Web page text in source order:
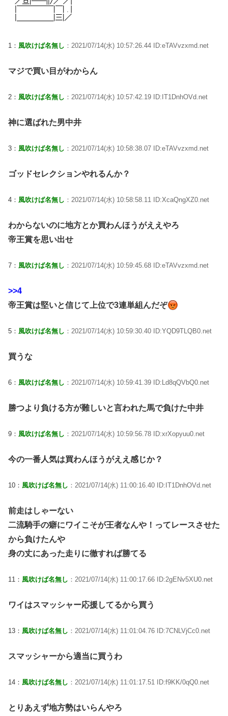
1： 風吹けば名無し ：2021/07/14(水) 10:57:26.44 ID:eTAVvzxmd.net
マジで買い目がわからん
2： 風吹けば名無し ：2021/07/14(水) 10:57:42.19 ID:IT1DnhOVd.net
神に選ばれた男中井
3： 風吹けば名無し ：2021/07/14(水) 10:58:38.07 ID:eTAVvzxmd.net
ゴッドセレクションやれるんか？
4： 風吹けば名無し ：2021/07/14(水) 10:58:58.11 ID:XcaQngXZ0.net
わからないのに地方とか買わんほうがええやろ
帝王賞を思い出せ
7： 風吹けば名無し ：2021/07/14(水) 10:59:45.68 ID:eTAVvzxmd.net
>>4
帝王賞は堅いと信じて上位で3連単組んだぞ
5： 風吹けば名無し ：2021/07/14(水) 10:59:30.40 ID:YQD9TLQB0.net
買うな
6： 風吹けば名無し ：2021/07/14(水) 10:59:41.39 ID:Ld8qQVbQ0.net
勝つより負ける方が難しいと言われた馬で負けた中井
9： 風吹けば名無し ：2021/07/14(水) 10:59:56.78 ID:xrXopyuu0.net
今の一番人気は買わんほうがええ感じか？
10： 風吹けば名無し ：2021/07/14(水) 11:00:16.40 ID:IT1DnhOVd.net
前走はしゃーない
二流騎手の癖にワイこそが王者なんや！ってレースさせた
から負けたんや
身の丈にあった走りに徹すれば勝てる
11： 風吹けば名無し ：2021/07/14(水) 11:00:17.66 ID:2gENv5XU0.net
ワイはスマッシャー応援してるから買う
13： 風吹けば名無し ：2021/07/14(水) 11:01:04.76 ID:7CNLVjCc0.net
スマッシャーから適当に買うわ
14： 風吹けば名無し ：2021/07/14(水) 11:01:17.51 ID:f9KK/0qQ0.net
とりあえず地方勢はいらんやろ